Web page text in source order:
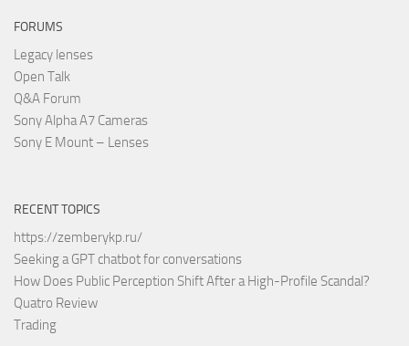
FORUMS
Legacy lenses
Open Talk
Q&A Forum
Sony Alpha A7 Cameras
Sony E Mount – Lenses
RECENT TOPICS
https://zemberykp.ru/
Seeking a GPT chatbot for conversations
How Does Public Perception Shift After a High-Profile Scandal?
Quatro Review
Trading